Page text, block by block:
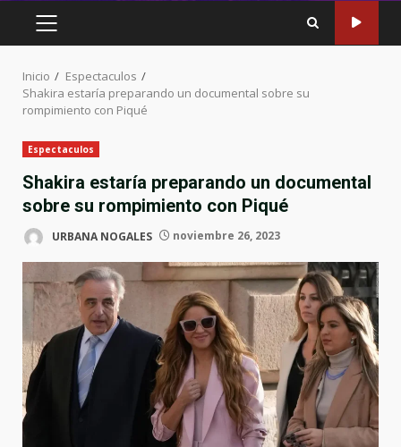
MENÚ
PRINCIPAL
Inicio
Espectaculos
Shakira estaría preparando un documental sobre su
rompimiento con Piqué
Espectaculos
Shakira estaría preparando un documental
sobre su rompimiento con Piqué
URBANA NOGALES noviembre 26, 2023